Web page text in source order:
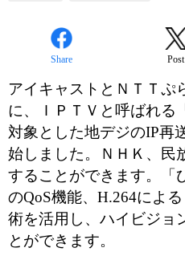
Share Post
アイキャストとＮＴＴぷ
に、ＩＰＴＶと呼ばれる
対象とした地デジのIP再
始しました。ＮＨＫ、民
することができます。「
のQoS機能、H.264によ
術を活用し、ハイビジョ
とができます。